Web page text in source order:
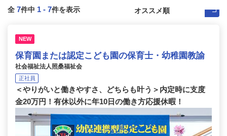
全 7件中 1 - 7件を表示
NEW
保育園または認定こども園の保育士・幼稚園教諭
社会福祉法人照桑福祉会
正社員
＜やりがいと働きやすさ、どちらも叶う＞内定時に支度
金20万円！有休以外に年10日の働き方応援休暇！